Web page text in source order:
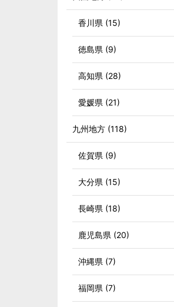
香川県 (15)
徳島県 (9)
高知県 (28)
愛媛県 (21)
九州地方 (118)
佐賀県 (9)
大分県 (15)
長崎県 (18)
鹿児島県 (20)
沖縄県 (7)
福岡県 (7)